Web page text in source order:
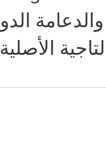
الأصلية